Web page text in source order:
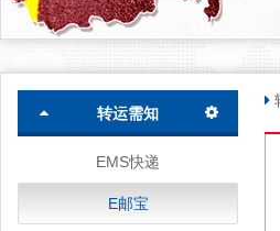
转运需知
EMS快递
E邮宝